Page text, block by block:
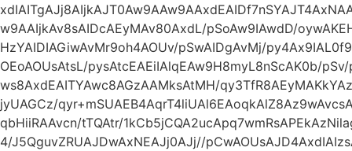
w9AAIjkAv8sAIDcAEyMAv80AxdL/pSoAw9IAwdD/
HzYAIDIAGiwAvMr9oh4AOUv/pSwAIDgAvMj/
OEoAOUsAtsL/pysAtcEAEiIAlqEAw9H8myL8nScAK0b/
ws8AxdEAITYAwc8AGzAAMksAtMH/
jyUAGCz/
qbHiiRAAvcn/tTQAtr/
4/J5QguvZRUAJDwAxNEAJj0AJj//